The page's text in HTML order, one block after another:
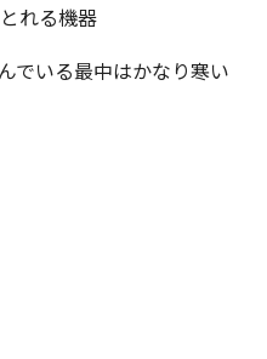
れる機器
でいる最中はかなり寒い